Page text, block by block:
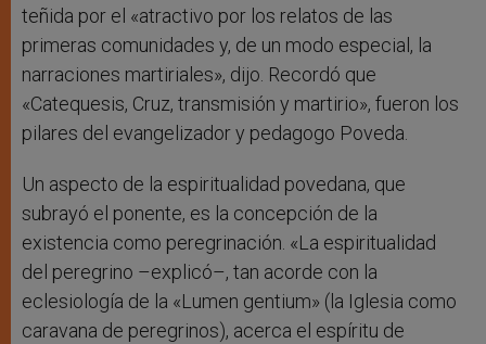
teñida por el «atractivo por los relatos de las
primeras comunidades y, de un modo especial, la
narraciones martiriales», dijo. Recordó que
«Catequesis, Cruz, transmisión y martirio», fueron los
pilares del evangelizador y pedagogo Poveda.
Un aspecto de la espiritualidad povedana, que
subrayó el ponente, es la concepción de la
existencia como peregrinación. «La espiritualidad
del peregrino –explicó–, tan acorde con la
eclesiología de la «Lumen gentium» (la Iglesia como
caravana de peregrinos), acerca el espíritu de